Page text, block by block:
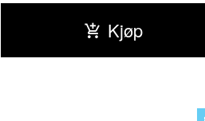
Kjøp